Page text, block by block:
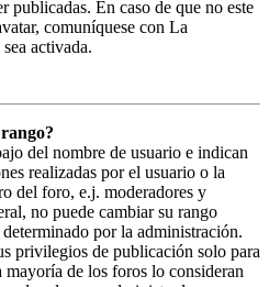
publicadas. En caso de que no este
comuníquese con La
activada.
del nombre de usuario e indican
realizadas por el usuario o la
del foro, e.j. moderadores y
no puede cambiar su rango
por la administración.
privilegios de publicación solo para
de los foros lo consideran